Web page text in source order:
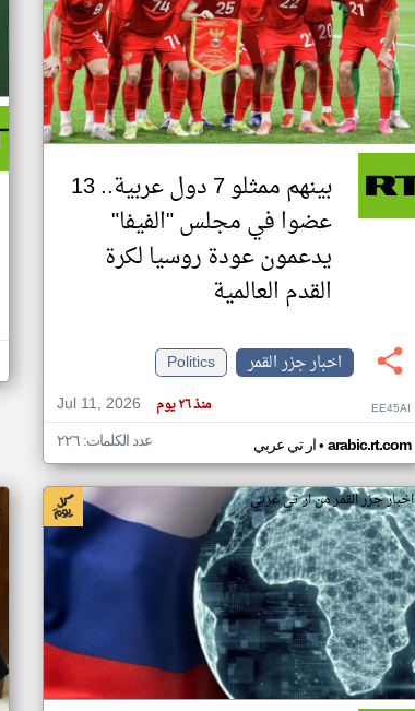
بينهم ممثلو 7 دول عربية.. 13
عضوا في مجلس "الفيفا"
يدعمون عودة روسيا لكرة
القدم العالمية
اخبار جزر القمر
Politics
Jul 11, 2026
منذ ٢٦ يوم EE45AI
ار تي عربي• arabic.rt.com عدد الكلمات: ٢٢٦
اخبار جزر القمر من ار تي عربي